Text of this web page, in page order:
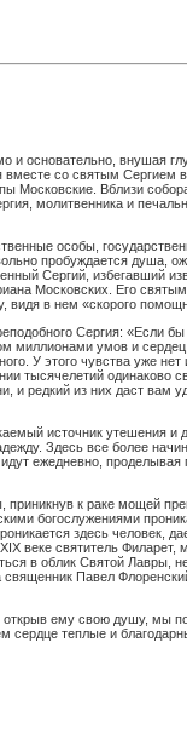
основательно, внушая
со святым
Московские. Вблизи
молитвенника и
особы,
пробуждается душа,
Сергий, избегавший
Московских. Его
в нем «скорого
Сергия: «Если
миллионами умов и
У этого чувства уже нет
тысячелетий одинаково
редкий из них даст вам
источник утешения
Здесь все более
ежедневно,
к раке мощей
богослужениями
здесь человек,
веке святитель
в облик Святой Лавры,
Павел
ему свою душу, мы
теплые и